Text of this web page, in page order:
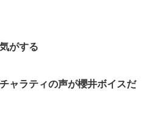
がする
ャラティの声が櫻井ボイスだ